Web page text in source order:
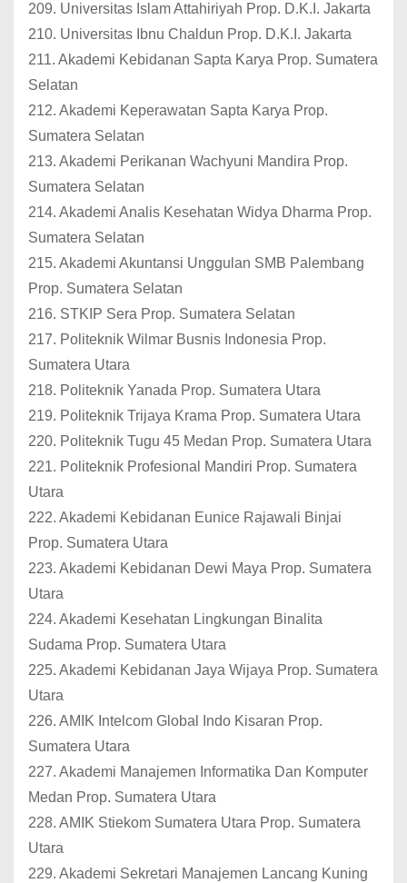
209. Universitas Islam Attahiriyah Prop. D.K.I. Jakarta
210. Universitas Ibnu Chaldun Prop. D.K.I. Jakarta
211. Akademi Kebidanan Sapta Karya Prop. Sumatera
Selatan
212. Akademi Keperawatan Sapta Karya Prop.
Sumatera Selatan
213. Akademi Perikanan Wachyuni Mandira Prop.
Sumatera Selatan
214. Akademi Analis Kesehatan Widya Dharma Prop.
Sumatera Selatan
215. Akademi Akuntansi Unggulan SMB Palembang
Prop. Sumatera Selatan
216. STKIP Sera Prop. Sumatera Selatan
217. Politeknik Wilmar Busnis Indonesia Prop.
Sumatera Utara
218. Politeknik Yanada Prop. Sumatera Utara
219. Politeknik Trijaya Krama Prop. Sumatera Utara
220. Politeknik Tugu 45 Medan Prop. Sumatera Utara
221. Politeknik Profesional Mandiri Prop. Sumatera
Utara
222. Akademi Kebidanan Eunice Rajawali Binjai
Prop. Sumatera Utara
223. Akademi Kebidanan Dewi Maya Prop. Sumatera
Utara
224. Akademi Kesehatan Lingkungan Binalita
Sudama Prop. Sumatera Utara
225. Akademi Kebidanan Jaya Wijaya Prop. Sumatera
Utara
226. AMIK Intelcom Global Indo Kisaran Prop.
Sumatera Utara
227. Akademi Manajemen Informatika Dan Komputer
Medan Prop. Sumatera Utara
228. AMIK Stiekom Sumatera Utara Prop. Sumatera
Utara
229. Akademi Sekretari Manajemen Lancang Kuning